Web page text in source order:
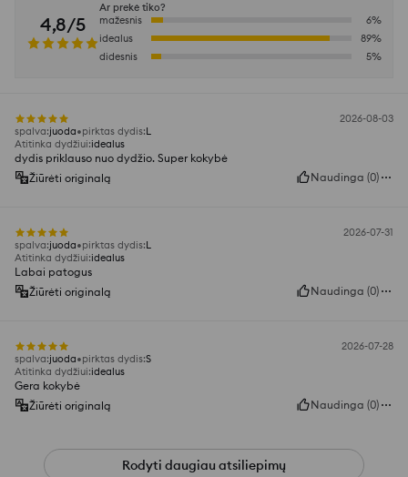
4,8/5
Ar prekė tiko?
mažesnis
6%
idealus
89%
didesnis
5%
2026-08-03
spalva:juoda pirktas dydis:L
Atitinka dydžiui:idealus
dydis priklauso nuo dydžio. Super kokybė
Žiūrėti originalą
Naudinga (0)
2026-07-31
spalva:juoda pirktas dydis:L
Atitinka dydžiui:idealus
Labai patogus
Žiūrėti originalą
Naudinga (0)
2026-07-28
spalva:juoda pirktas dydis:S
Atitinka dydžiui:idealus
Gera kokybė
Žiūrėti originalą
Naudinga (0)
Rodyti daugiau atsiliepimų